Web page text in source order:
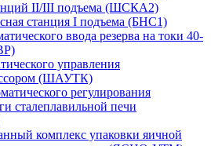
II/III подъема (ШСКА2)
станция I подъема (БНС1)
ввода резерва на токи 40-
управления
(ШАУТК)
регулирования
сталеплавильной печи
комплекс упаковки яичной